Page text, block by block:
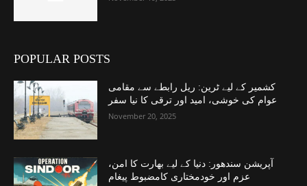
POPULAR POSTS
کشمیر کے لیے ٹرین: ریل رابطے سے مقامی
عوام کی خوشی، امید اور ترقی کا نیا سفر
November 20, 2025
آپریشن سندھور: دنیا کے لیے بھارت کا امن،
عزم اور خودمختاری کامضبوط پیغام